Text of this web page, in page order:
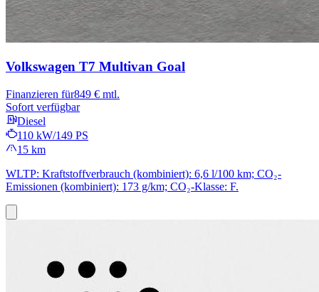
Volkswagen T7 Multivan Goal
Finanzieren für849 € mtl.
Sofort verfügbar
Diesel
110 kW/149 PS
15 km
WLTP: Kraftstoffverbrauch (kombiniert): 6,6 l/100 km; CO₂-
Emissionen (kombiniert): 173 g/km; CO₂-Klasse: F.